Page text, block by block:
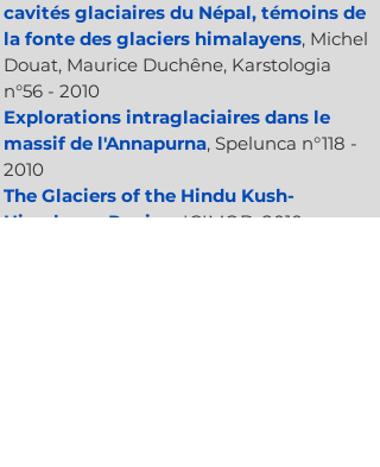
cavités glaciaires du Népal, témoins de
la fonte des glaciers himalayens, Michel
Douat, Maurice Duchêne, Karstologia
n°56 - 2010
Explorations intraglaciaires dans le
massif de l'Annapurna, Spelunca n°118 -
2010
The Glaciers of the Hindu Kush-
Himalayan Region, ICIMOD, 2010